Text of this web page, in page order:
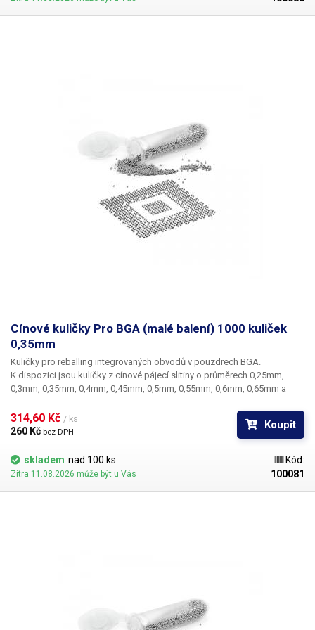
Cínové kuličky Pro BGA (malé balení) 1000 kuliček
0,35mm
Kuličky pro reballing integrovaných obvodů v pouzdrech BGA.
K dispozici jsou kuličky z cínové pájecí slitiny o průměrech 0,25mm,
0,3mm, 0,35mm, 0,4mm, 0,45mm, 0,5mm, 0,55mm, 0,6mm, 0,65mm a
BGA mřížky pro překuličkování. Ampule obsahuje vždy 1000 kusů
kuliček o daném průměru.
314,60 Kč / ks
260 Kč bez DPH
Koupit
skladem nad 100 ks
Zítra 11.08.2026 může být u Vás
Kód:
100081